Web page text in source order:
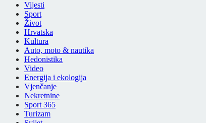
Vijesti
Sport
Život
Hrvatska
Kultura
Auto, moto & nautika
Hedonistika
Video
Energija i ekologija
Vjenčanje
Nekretnine
Sport 365
Turizam